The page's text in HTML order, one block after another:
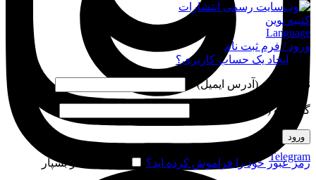
Telegram
Language
ورود / فرم ثبت نام
ورود
ایجاد یک حساب کاربری؟
نام کاربری (آدرس ایمیل)
گذرواژه (شماره موبایل)
ورود
رمز عبور خود را فراموش کرده اید؟ مرا به خاطر بسپار